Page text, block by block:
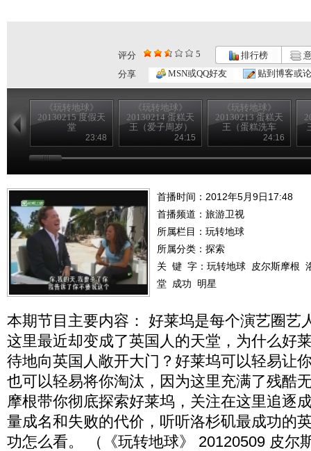
评分 5 排行榜
分享
MSN或QQ好友 贴到博客或
《玩转地球》
20130215 度假天
堂
23:48
《玩转地球》
20130214 蛋糕天
王（爱子周岁）
24:15
《玩转地球》
20130213 蛋糕天
王（蛋糕洗车
24:16
首播时间：2012年5月9日17:48
首播频道： 旅游卫视
所属栏目： 玩转地球
所属分类：探索
关 键 字： 玩转地球 皮尔斯摩根
堂 成功 明星
本期节目主要内容： 好莱坞是每个演艺圈艺
这里最近却变成了英国人的天堂，为什么好
待地向英国人敞开大门？好莱坞可以轻易让
也可以轻易将你淘汰，因为这里充满了残酷
摩根带你彻底探索好莱坞，关注在这里追逐
量成名和失败的代价，听听洛杉矶最成功的
功怎么看。 （《玩转地球》 20120509 皮尔